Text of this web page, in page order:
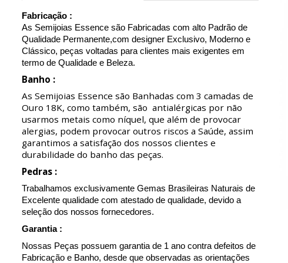
Fabricação :
As Semijoias Essence são Fabricadas com alto Padrão de
Qualidade Permanente,com designer Exclusivo, Moderno e
Clássico, peças voltadas para clientes mais exigentes em
termo de Qualidade e Beleza.
Banho :
As Semijoias Essence são Banhadas com 3 camadas de
Ouro 18K, como também, são antialérgicas por não
usarmos metais como níquel, que além de provocar
alergias, podem provocar outros riscos a Saúde, assim
garantimos a satisfação dos nossos clientes e
durabilidade do banho das peças.
Pedras :
Trabalhamos exclusivamente Gemas Brasileiras Naturais de
Excelente qualidade com atestado de qualidade, devido a
seleção dos nossos fornecedores.
Garantia :
Nossas Peças possuem garantia de 1 ano contra defeitos de
Fabricação e Banho, desde que observadas as orientações